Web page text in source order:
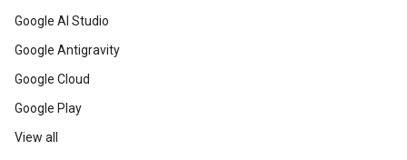
Google AI Studio
Google Antigravity
Google Cloud
Google Play
View all